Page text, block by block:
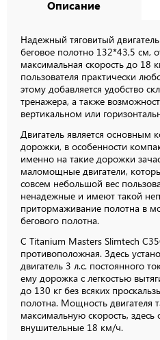
Описание
Надежный тяговитый
беговое полотно 132*43,5 см,
максимальная скорость до 18
пользователя практически
этому добавляется удобство
тренажера, а также
вертикальном или
Двигатель является
дорожки, в особенности
именно на такие дорожки
маломощные двигатели,
совсем небольшой вес
ненадежные и имеют такой
притормаживание полотна в
бегового полотна.
С Titanium Masters Slimtech
противоположная. Здесь
двигатель 3 л.с. постоянного
ему дорожка с легкостью
до 130 кг без всяких
полотна. Мощность двигателя
максимальную скорость, здесь
внушительные 18 км/ч.